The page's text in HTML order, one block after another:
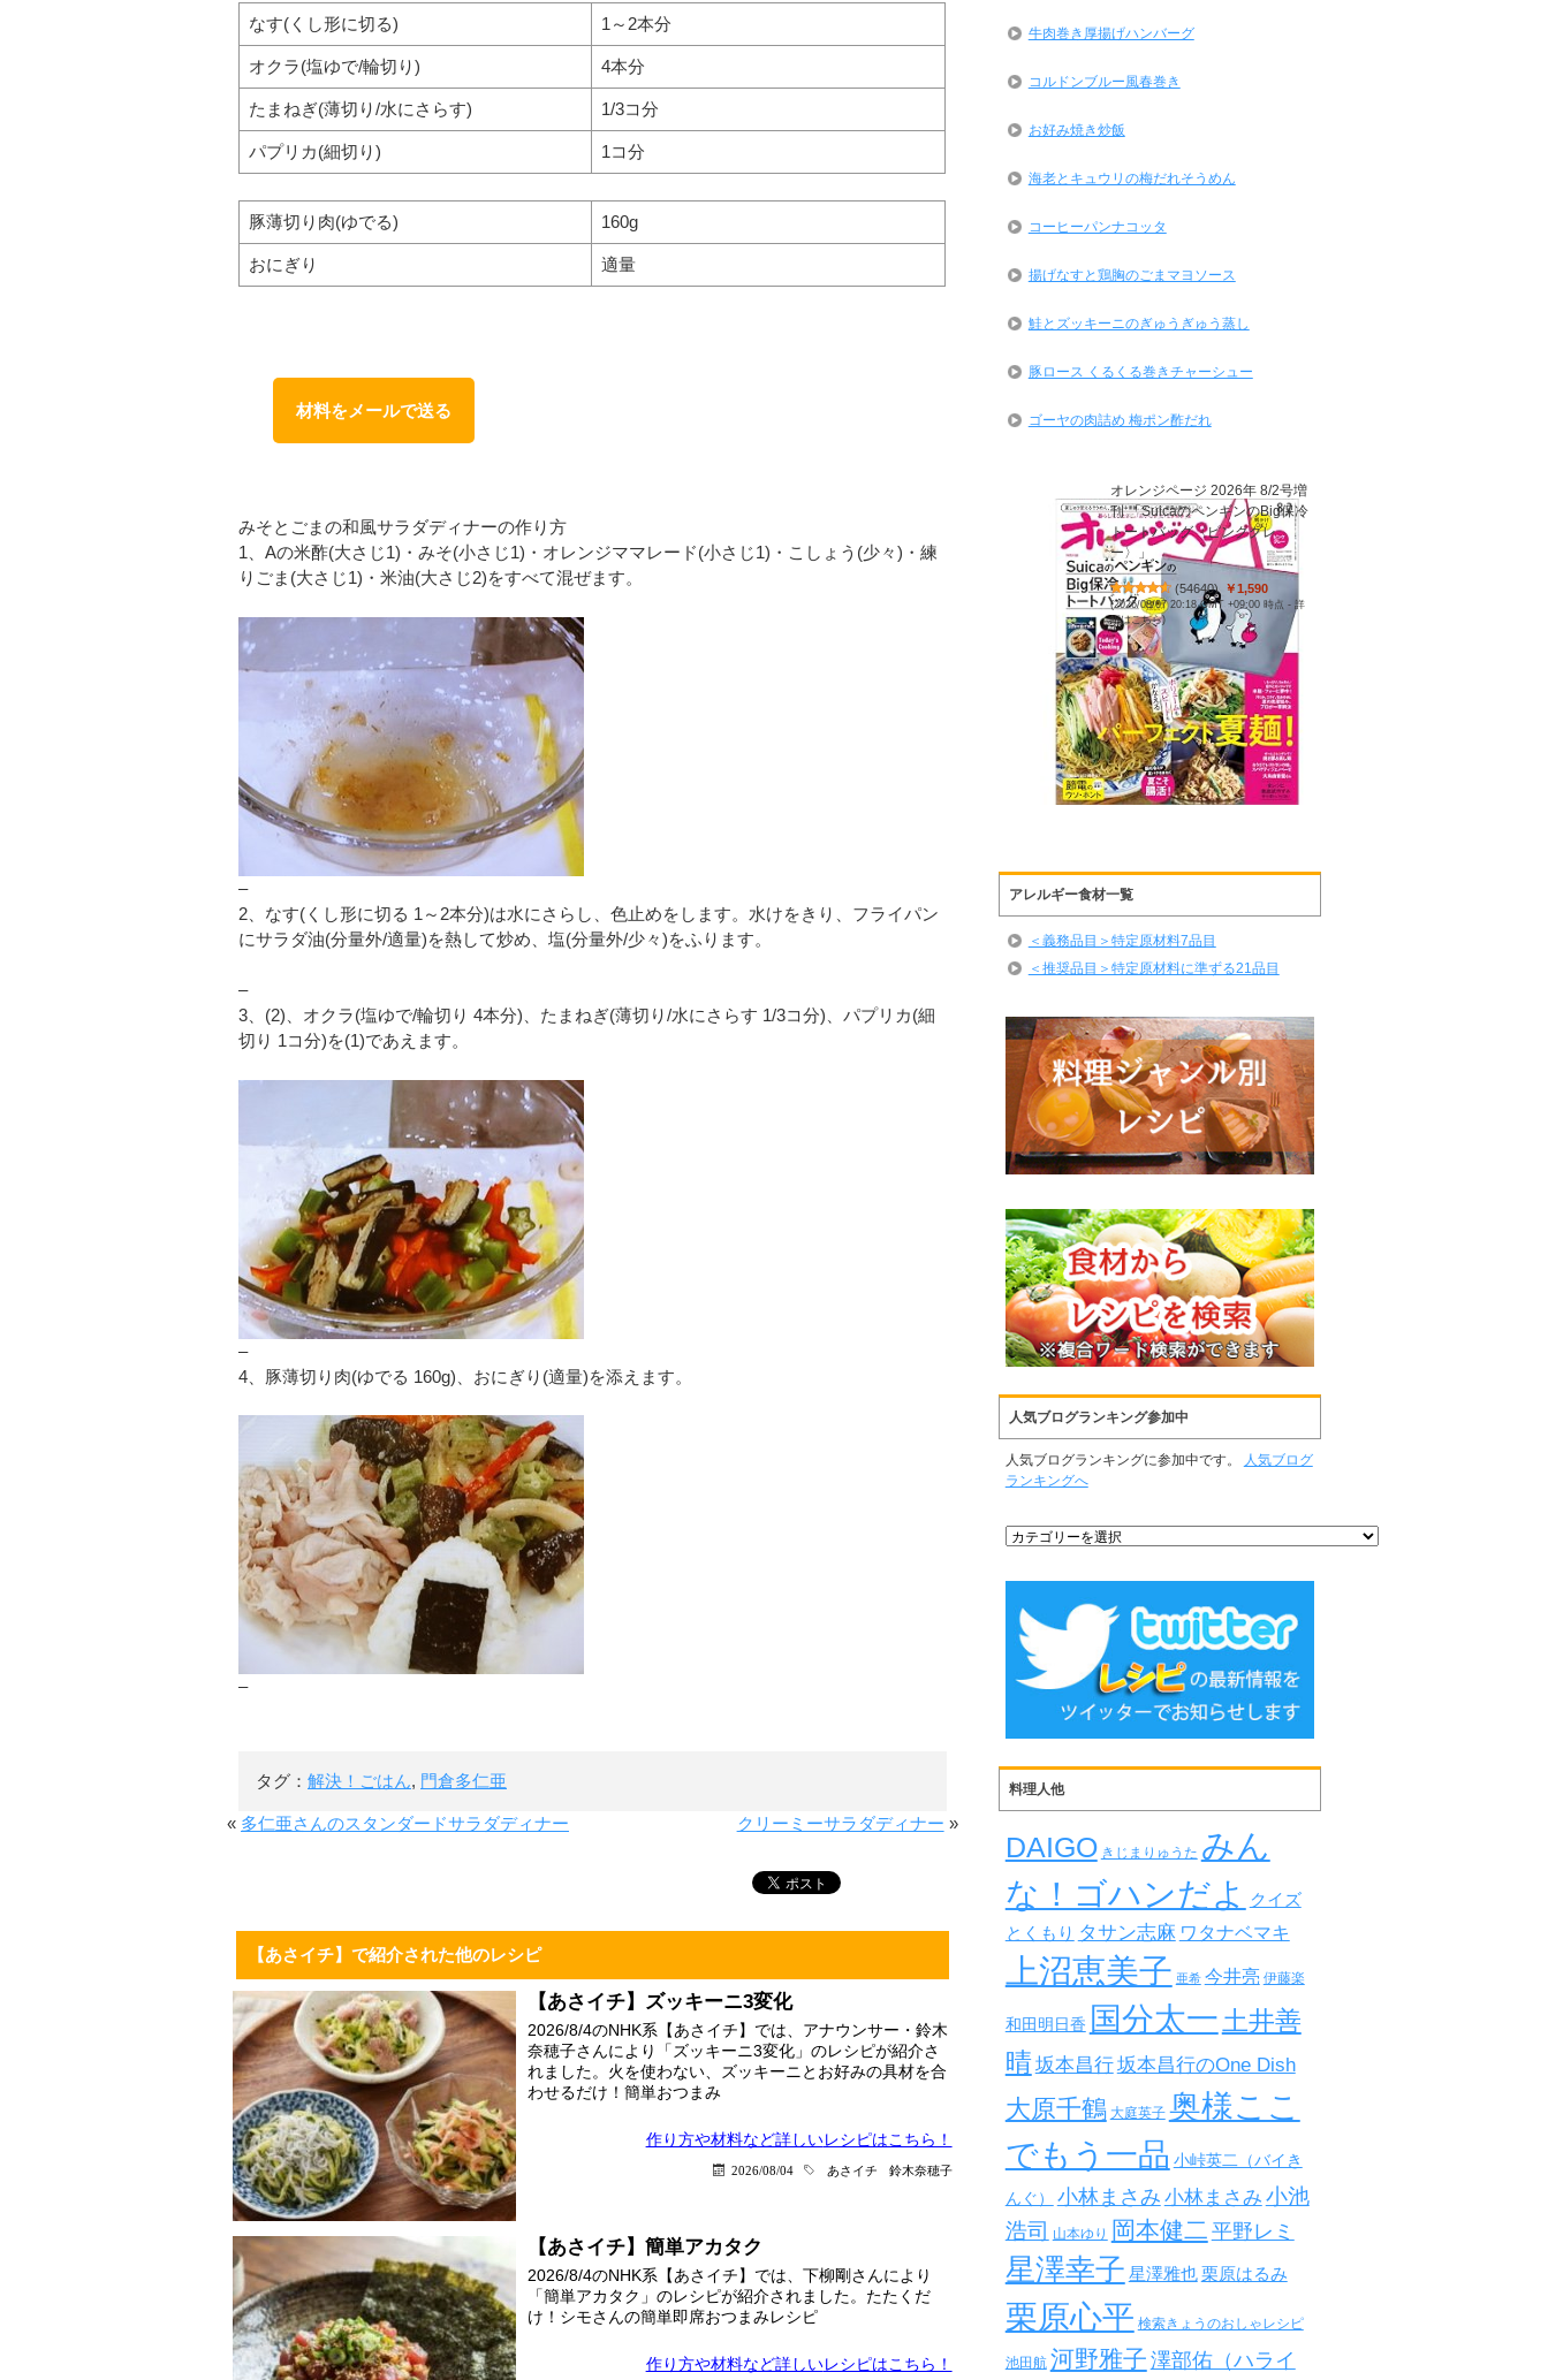
なす(くし形に切る) 1～2本分
オクラ(塩ゆで/輪切り) 4本分
たまねぎ(薄切り/水にさらす) 1/3コ分
パプリカ(細切り) 1コ分
豚薄切り肉(ゆでる) 160g
おにぎり 適量
材料をメールで送る
みそとごまの和風サラダディナーの作り方
1、Aの米酢(大さじ1)・みそ(小さじ1)・オレンジママレード(小さじ1)・こしょう(少々)・練
りごま(大さじ1)・米油(大さじ2)をすべて混ぜます。
–
2、なす(くし形に切る 1～2本分)は水にさらし、色止めをします。水けをきり、フライパン
にサラダ油(分量外/適量)を熱して炒め、塩(分量外/少々)をふります。
–
3、(2)、オクラ(塩ゆで/輪切り 4本分)、たまねぎ(薄切り/水にさらす 1/3コ分)、パプリカ(細
切り 1コ分)を(1)であえます。
–
4、豚薄切り肉(ゆでる 160g)、おにぎり(適量)を添えます。
–
タグ： 解決！ごはん, 門倉多仁亜
« 多仁亜さんのスタンダードサラダディナー クリーミーサラダディナー »
【あさイチ】で紹介された他のレシピ
【あさイチ】ズッキーニ3変化
2026/8/4のNHK系【あさイチ】では、アナウンサー・鈴木
奈穂子さんにより「ズッキーニ3変化」のレシピが紹介さ
れました。火を使わない、ズッキーニとお好みの具材を合
わせるだけ！簡単おつまみ
作り方や材料など詳しいレシピはこちら！
2026/08/04 あさイチ 鈴木奈穂子
【あさイチ】簡単アカタク
2026/8/4のNHK系【あさイチ】では、下柳剛さんにより
「簡単アカタク」のレシピが紹介されました。たたくだ
け！シモさんの簡単即席おつまみレシピ
作り方や材料など詳しいレシピはこちら！
牛肉巻き厚揚げハンバーグ
コルドンブルー風春巻き
お好み焼き炒飯
海老とキュウリの梅だれそうめん
コーヒーパンナコッタ
揚げなすと鶏胸のごまマヨソース
鮭とズッキーニのぎゅうぎゅう蒸し
豚ロース くるくる巻きチャーシュー
ゴーヤの肉詰め 梅ポン酢だれ
オレンジページ 2026年 8/2号増
刊 「SuicaのペンギンのBig保冷
トートバッグ〈ピンクグレ
ー〉」
(54640) ￥1,590
(2026/08/07 20:18 GMT +09:00 時点 -詳
細はこちら)
アレルギー食材一覧
＜義務品目＞特定原材料7品目
＜推奨品目＞特定原材料に準ずる21品目
人気ブログランキング参加中
人気ブログランキングに参加中です。
人気ブログ
ランキングへ
料理人他
DAIGO きじまりゅうた みん
な！ゴハンだよ
クイズ
とくもり タサン志麻 ワタナベマキ
上沼恵美子 亜希 今井亮 伊藤楽
和田明日香 国分太一土井善
晴坂本昌行坂本昌行のOne Dish
大原千鶴 大庭英子 奥様ここ
でもう一品 小峠英二（バイき
んぐ） 小林まさみ 小林まさみ 小池
浩司 山本ゆり 岡本健二 平野レミ
星澤幸子 星澤雅也 栗原はるみ
栗原心平 検索きょうのおしゃレシピ
池田航 河野雅子 澤部佑（ハライ